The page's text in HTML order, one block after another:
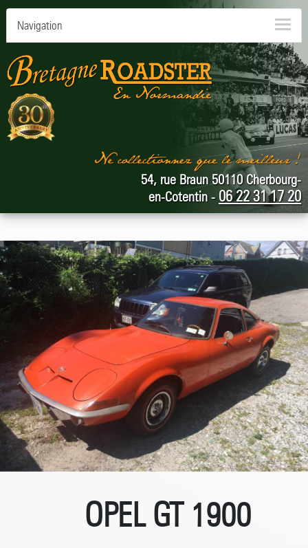
Navigation
54, rue Braun 50110 Cherbourg-
en-Cotentin - 06 22 31 17 20
OPEL GT 1900